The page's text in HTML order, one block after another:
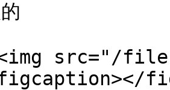
src="/files/